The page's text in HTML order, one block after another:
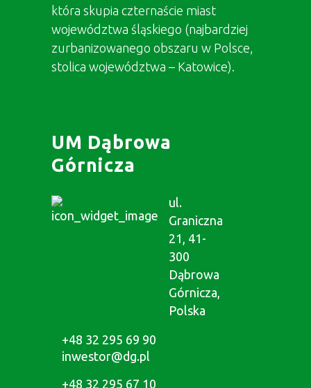
która skupia czternaście miast
województwa śląskiego (najbardziej
zurbanizowanego obszaru w Polsce,
stolica województwa – Katowice).
UM Dąbrowa
Górnicza
ul.
Graniczna
21, 41-
300
Dąbrowa
Górnicza,
Polska
+48 32 295 69 90
inwestor@dg.pl
+48 32 295 67 10